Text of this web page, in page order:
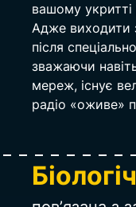
вашому
Адже виходити
після
зважаючи
мереж, існує
радіо «оживе»